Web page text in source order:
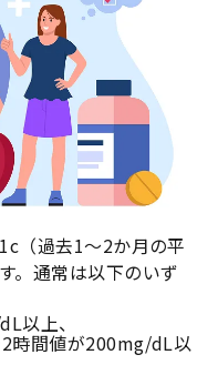
（過去1〜2か月の平
。通常は以下のいず
以上、
時間値が200mg/dL以